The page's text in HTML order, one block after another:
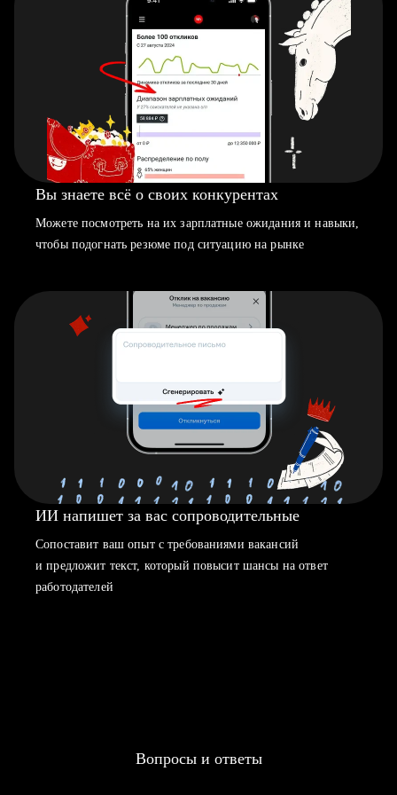
Вы знаете всё о своих конкурентах
Можете посмотреть на их зарплатные ожидания и навыки,
чтобы подогнать резюме под ситуацию на рынке
ИИ напишет за вас сопроводительные
Сопоставит ваш опыт с требованиями вакансий
и предложит текст, который повысит шансы на ответ
работодателей
Вопросы и ответы